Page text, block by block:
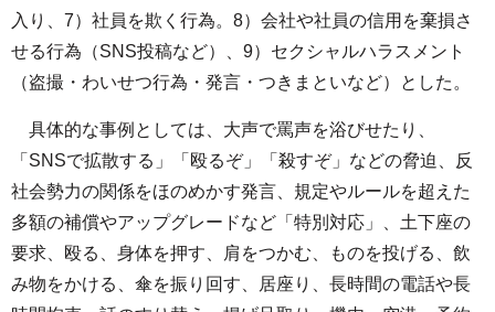
入り、7）社員を欺く行為。8）会社や社員の信用を棄損さ
せる行為（SNS投稿など）、9）セクシャルハラスメント
（盗撮・わいせつ行為・発言・つきまといなど）とした。
具体的な事例としては、大声で罵声を浴びせたり、
「SNSで拡散する」「殴るぞ」「殺すぞ」などの脅迫、反
社会勢力の関係をほのめかす発言、規定やルールを超えた
多額の補償やアップグレードなど「特別対応」、土下座の
要求、殴る、身体を押す、肩をつかむ、ものを投げる、飲
み物をかける、傘を振り回す、居座り、長時間の電話や長